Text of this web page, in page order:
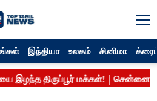
இந்தியா உலகம் சினிமா